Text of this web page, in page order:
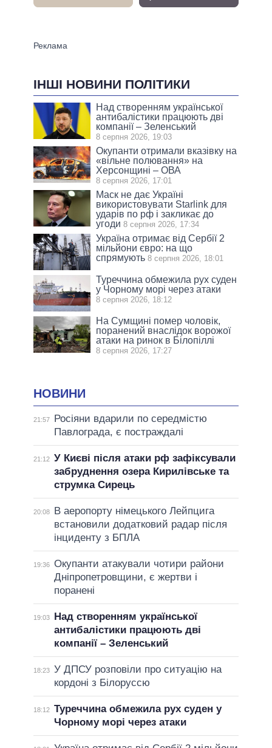
ІНШІ НОВИНИ ПОЛІТИКИ
Над створенням української
антибалістики працюють дві
компанії – Зеленський
8 серпня 2026, 19:03
Окупанти отримали вказівку на
«вільне полювання» на
Херсонщині – ОВА
8 серпня 2026, 17:01
Маск не дає Україні
використовувати Starlink для
ударів по рф і закликає до
угоди 8 серпня 2026, 17:34
Україна отримає від Сербії 2
мільйони євро: на що
спрямують 8 серпня 2026, 18:01
Туреччина обмежила рух суден
у Чорному морі через атаки
8 серпня 2026, 18:12
На Сумщині помер чоловік,
поранений внаслідок ворожої
атаки на ринок в Білопіллі
8 серпня 2026, 17:27
НОВИНИ
21:57
Росіяни вдарили по середмістю
Павлограда, є постраждалі
21:12 У Києві після атаки рф зафіксували
забруднення озера Кирилівське та
струмка Сирець
20:08
В аеропорту німецького Лейпцига
встановили додатковий радар після
інциденту з БПЛА
19:36 Окупанти атакували чотири райони
Дніпропетровщини, є жертви і
поранені
19:03
Над створенням української
антибалістики працюють дві
компанії – Зеленський
18:23 У ДПСУ розповіли про ситуацію на
кордоні з Білоруссю
18:12 Туреччина обмежила рух суден у
Чорному морі через атаки